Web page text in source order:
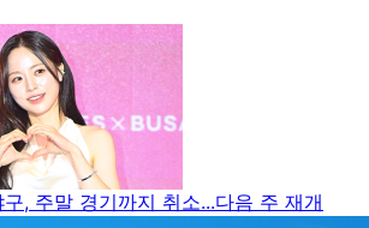
, 주말 경기까지 취소...다음 주 재개